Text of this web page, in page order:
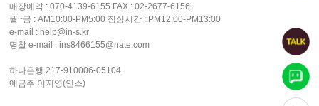
매장예약 : 070-4139-6155 FAX : 02-2677-6156
월~금 : AM10:00-PM5:00 점심시간 : PM12:00-PM13:00
e-mail : help@in-s.kr
명찰 e-mail : ins8466155@nate.com
하나은행 217-910006-05104
예금주 이지영(인스)